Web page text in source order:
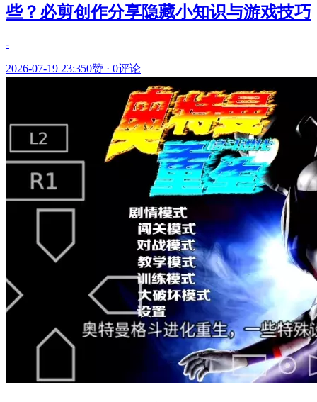
些？必剪创作分享隐藏小知识与游戏技巧
-
2026-07-19 23:350赞 · 0评论